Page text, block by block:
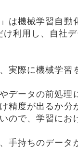
は機械学習自
利用し、自社
実際に機械学
データの前処理
精度が出るか分
ので、学習に
手持ちのデー